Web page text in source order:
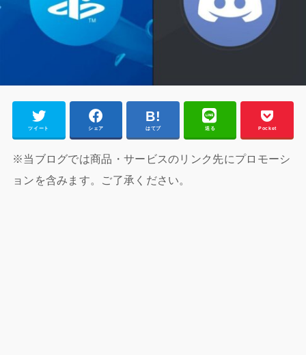
ツイート シェア はてブ 送る Pocket
※当ブログでは商品・サービスのリンク先にプロモーシ
ョンを含みます。ご了承ください。